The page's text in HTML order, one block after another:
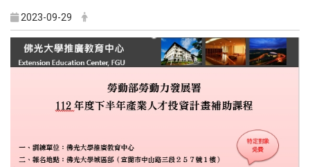
2023-09-29